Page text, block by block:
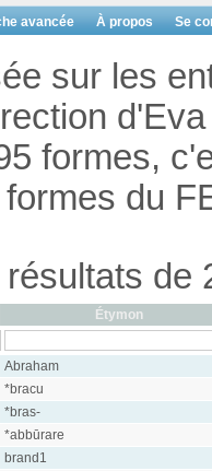
avancée À propos Se
sur les
formes,
du
de
Étymon
Abraham
*bracu
*bras-
*abbūrare
brand1